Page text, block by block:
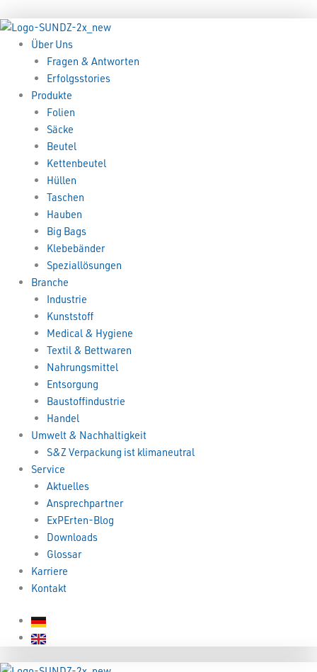
Inhalt
springenÜber Uns
Fragen & Antworten
Erfolgsstories
Produkte
Folien
Säcke
Beutel
Kettenbeutel
Hüllen
Taschen
Hauben
Big Bags
Klebebänder
Speziallösungen
Branche
Industrie
Kunststoff
Medical & Hygiene
Textil & Bettwaren
Nahrungsmittel
Entsorgung
Baustoffindustrie
Handel
Umwelt & Nachhaltigkeit
S&Z Verpackung ist klimaneutral
Service
Aktuelles
Ansprechpartner
ExPErten-Blog
Downloads
Glossar
Karriere
Kontakt